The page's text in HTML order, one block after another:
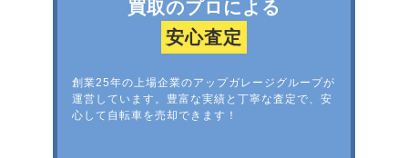
買取のプロによる
安心査定
創業25年の上場企業のアップガレージグループが
運営しています。豊富な実績と丁寧な査定で、安
心して自転車を売却できます！